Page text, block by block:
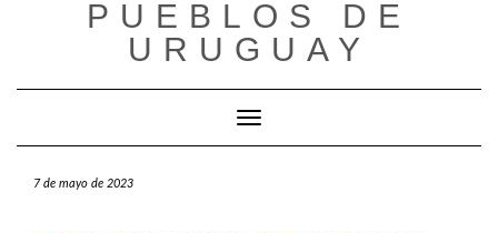
PUEBLOS DE
URUGUAY
Cambiar modo de navegación
7 de mayo de 2023